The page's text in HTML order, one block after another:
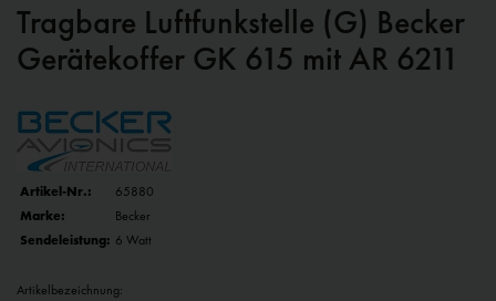
Tragbare Luftfunkstelle (G) Becker
Gerätekoffer GK 615 mit AR 6211
Artikel-Nr.:
65880
Marke:
Becker
Sendeleistung: 6 Watt
Artikelbezeichnung: